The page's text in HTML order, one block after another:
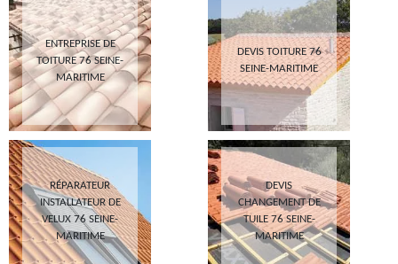
ENTREPRISE DE
TOITURE 76 SEINE-
MARITIME
DEVIS TOITURE 76
SEINE-MARITIME
RÉPARATEUR
INSTALLATEUR DE
VELUX 76 SEINE-
MARITIME
DEVIS
CHANGEMENT DE
TUILE 76 SEINE-
MARITIME